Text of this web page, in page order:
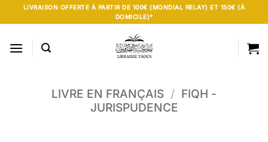
Passer
au
contenu
LIVRAISON OFFERTE À PARTIR DE 100€ (MONDIAL RELAY) ET 150€ (À
DOMICILE)*
LIVRE EN FRANÇAIS / FIQH -
JURISPUDENCE